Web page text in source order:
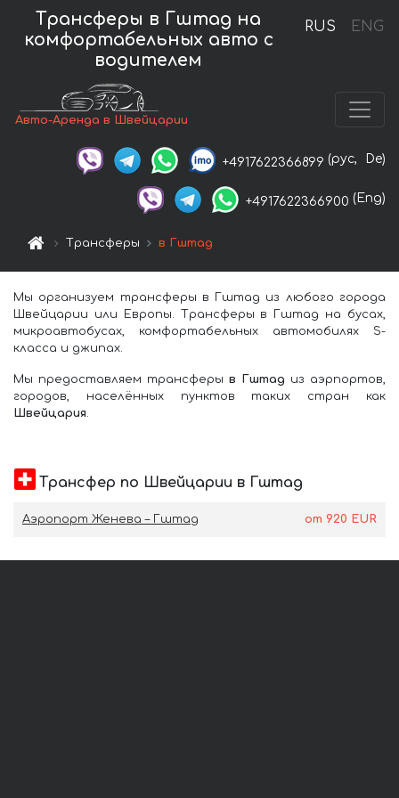
RUS ENG
Трансферы в Гштад на
комфортабельных авто с
водителем
Авто-Аренда в Швейцарии
+4917622366899 (рус, De)
+4917622366900 (Eng)
Трансферы в Гштад
Мы организуем трансферы в Гштад из любого города
Швейцарии или Европы. Трансферы в Гштад на бусах,
микроавтобусах, комфортабельных автомобилях S-
класса и джипах.
Мы предоставляем трансферы в Гштад из аэрпортов,
городов, населённых пунктов таких стран как
Швейцария
Трансфер по Швейцарии в Гштад
Аэропорт Женева – Гштад от 920 EUR